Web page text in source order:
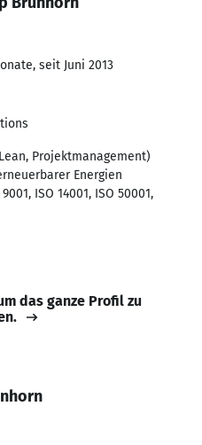
seit Juni 2013
Projektmanagement)
Energien
ISO 14001, ISO 50001,
das ganze Profil zu